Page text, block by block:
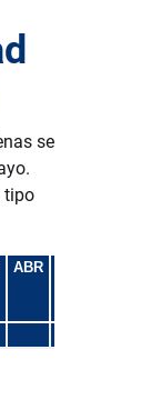
se
tipo
ABR